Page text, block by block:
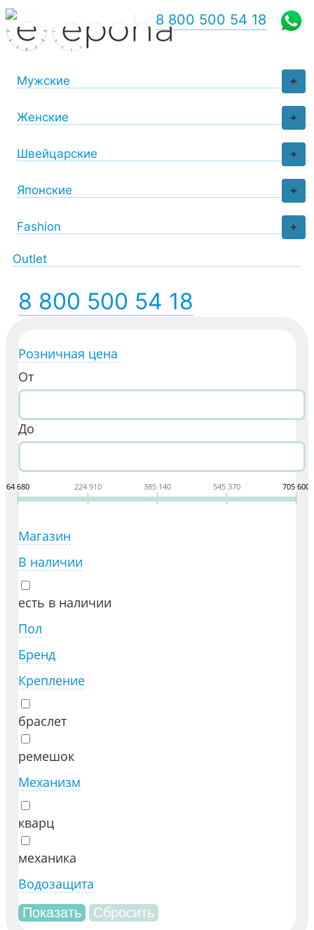
+
Мужские
+
Женские
+
Швейцарские
+
Японские
+
Fashion
Outlet
8 800 500 54 18
8 800 500 54 18
Розничная цена
От
До
64 680 224 910 385 140 545 370 705 600
Магазин
В наличии
есть в наличии
Пол
Бренд
Крепление
браслет
ремешок
Механизм
кварц
механика
Водозащита